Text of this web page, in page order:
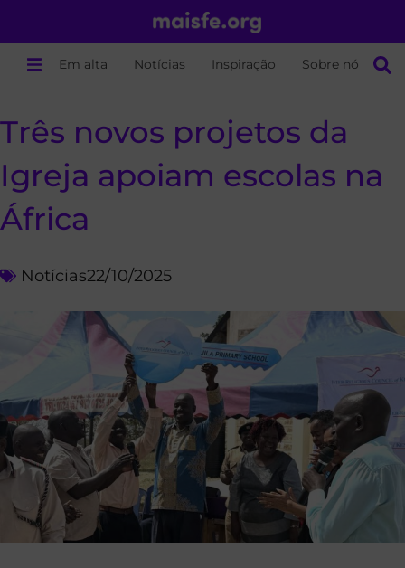
Em alta Notícias Inspiração Sobre nós
Três novos projetos da
Igreja apoiam escolas na
África
Notícias22/10/2025